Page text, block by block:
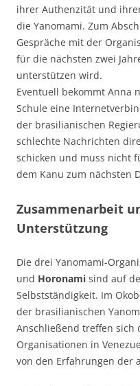
ihrer Authenzität und
die Yanomami. Zum
Gespräche mit der
für die nächsten zwei
unterstützen wird.
Eventuell bekommt Anna
Schule eine
der brasilianischen
schlechte Nachrichten
schicken und muss nicht
dem Kanu zum nächsten
Zusammenarbeit
Unterstützung
Die drei Yanomami-
und Horonami sind auf
Selbstständigkeit. Im
der brasilianischen
Anschließend treffen sich
Organisationen in
von den Erfahrungen der